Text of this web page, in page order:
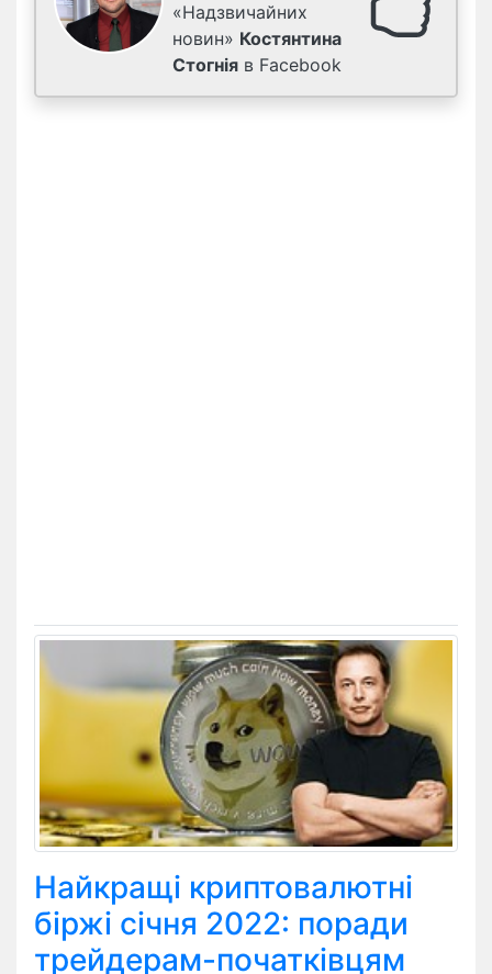
«Надзвичайних
новин» Костянтина
Стогнія в Facebook
Найкращі криптовалютні
біржі січня 2022: поради
трейдерам-початківцям